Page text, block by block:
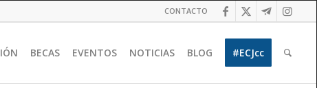
CONTACTO
BECAS EVENTOS NOTICIAS BLOG #ECJcc